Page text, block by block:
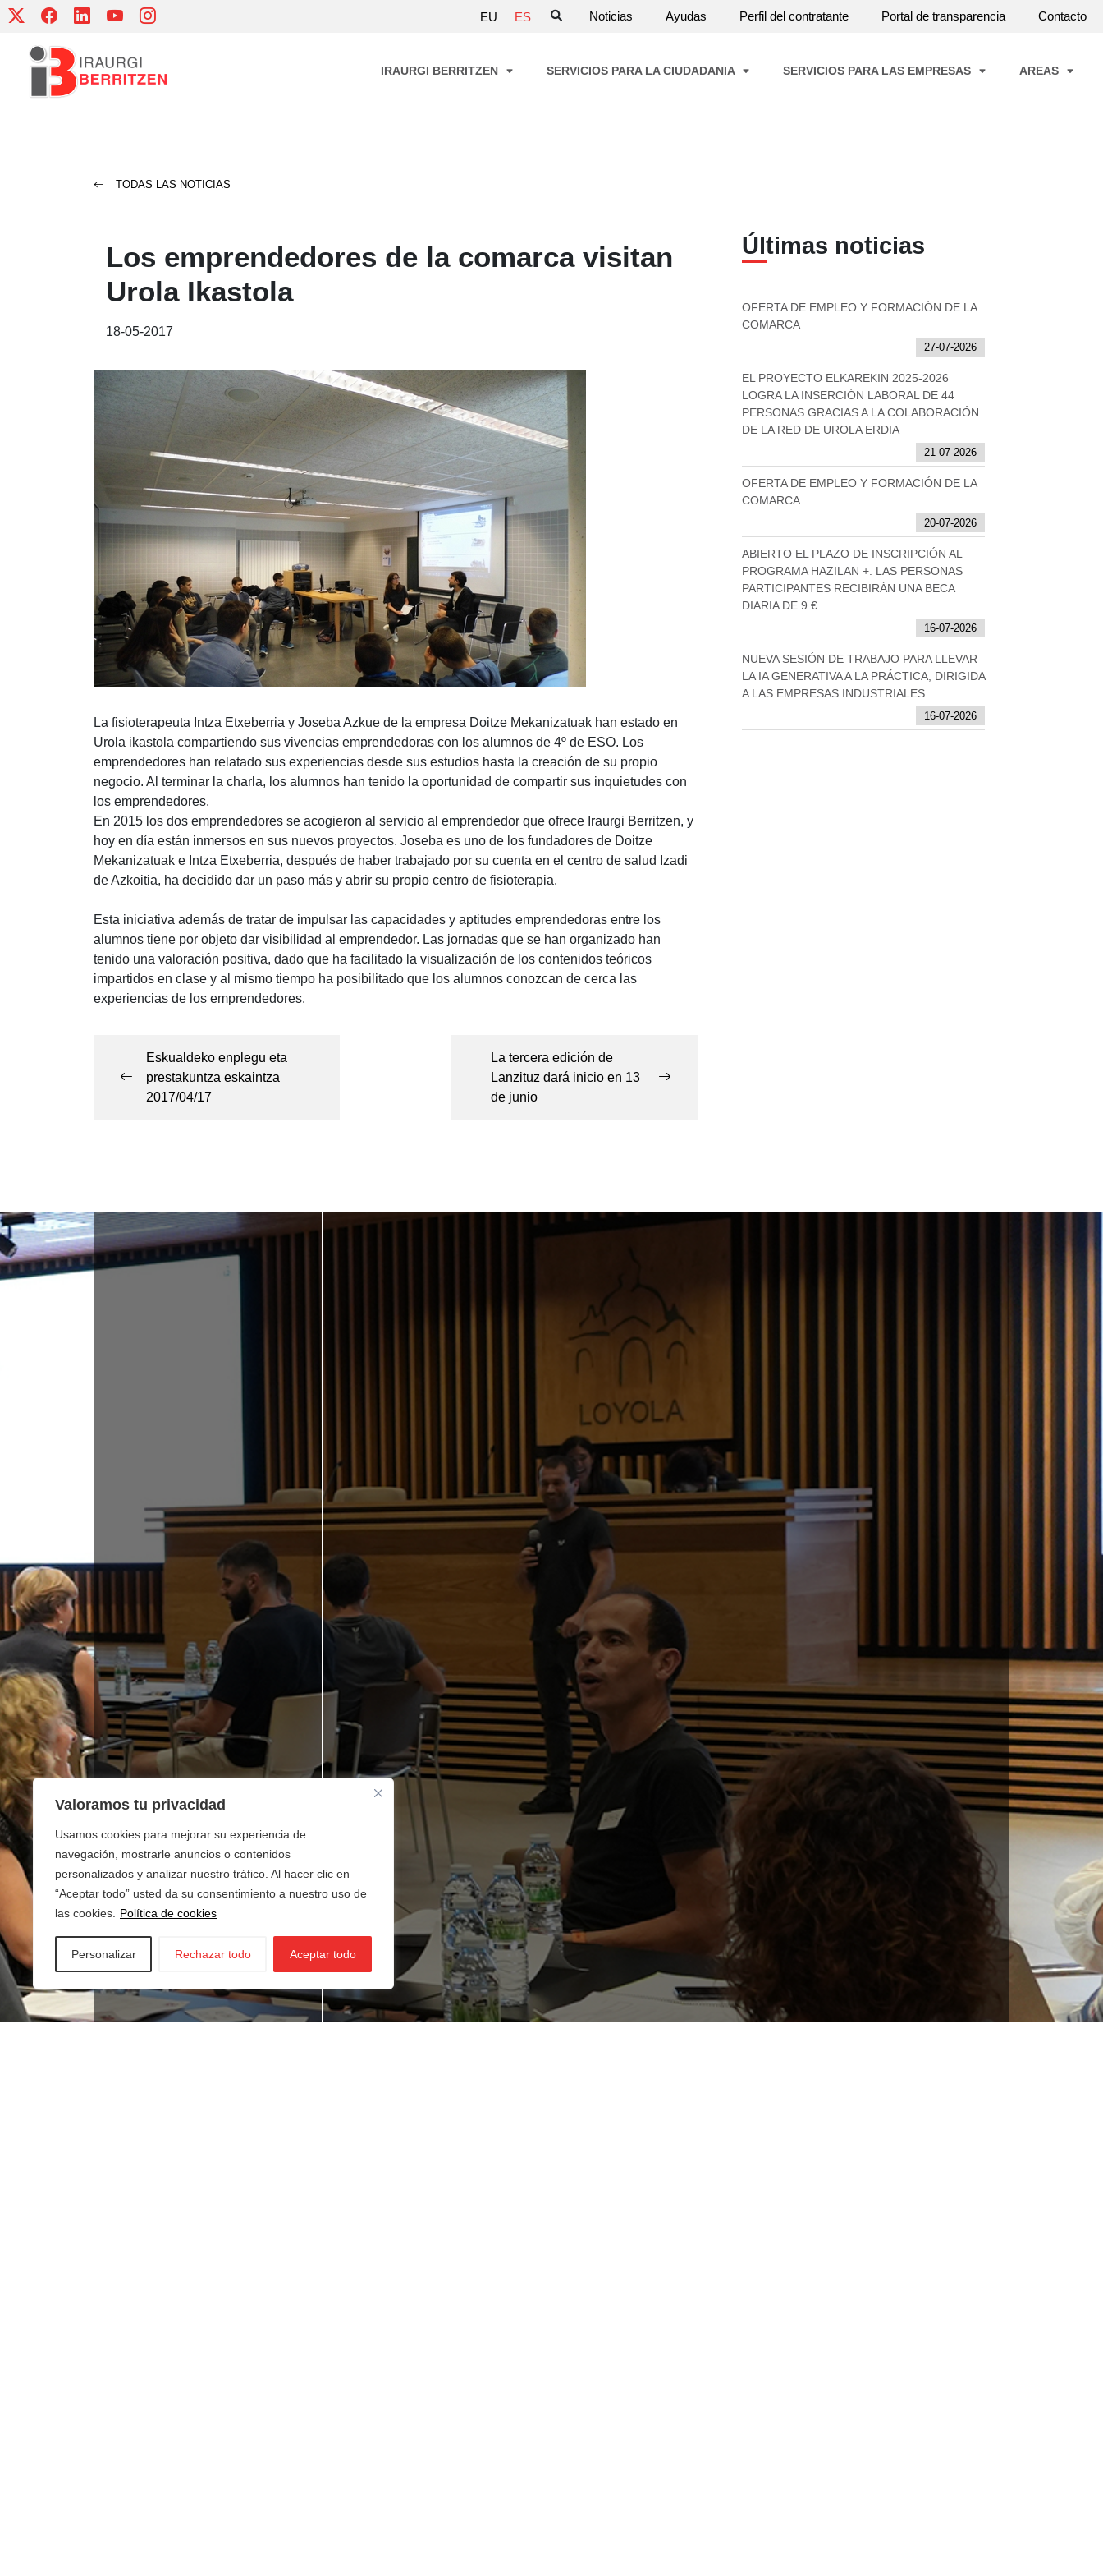
Valoramos tu privacidad
Usamos cookies para mejorar su experiencia de
navegación, mostrarle anuncios o contenidos
personalizados y analizar nuestro tráfico. Al hacer clic en
“Aceptar todo” usted da su consentimiento a nuestro uso de
las cookies.
Política de cookies
Personalizar Rechazar todo Aceptar todo
Skip
content
EU ES Noticias Ayudas Perfil del contratante Portal de transparencia Contacto
IRAURGI BERRITZEN SERVICIOS PARA LA CIUDADANIA SERVICIOS PARA LAS EMPRESAS AREAS
TODAS LAS NOTICIAS
Los emprendedores de la comarca visitan
Urola Ikastola
18-05-2017
La fisioterapeuta Intza Etxeberria y Joseba Azkue de la empresa Doitze Mekanizatuak han estado en
Urola ikastola compartiendo sus vivencias emprendedoras con los alumnos de 4º de ESO. Los
emprendedores han relatado sus experiencias desde sus estudios hasta la creación de su propio
negocio. Al terminar la charla, los alumnos han tenido la oportunidad de compartir sus inquietudes con
los emprendedores.
En 2015 los dos emprendedores se acogieron al servicio al emprendedor que ofrece Iraurgi Berritzen, y
hoy en día están inmersos en sus nuevos proyectos. Joseba es uno de los fundadores de Doitze
Mekanizatuak e Intza Etxeberria, después de haber trabajado por su cuenta en el centro de salud Izadi
de Azkoitia, ha decidido dar un paso más y abrir su propio centro de fisioterapia.
Esta iniciativa además de tratar de impulsar las capacidades y aptitudes emprendedoras entre los
alumnos tiene por objeto dar visibilidad al emprendedor. Las jornadas que se han organizado han
tenido una valoración positiva, dado que ha facilitado la visualización de los contenidos teóricos
impartidos en clase y al mismo tiempo ha posibilitado que los alumnos conozcan de cerca las
experiencias de los emprendedores.
entradas
Eskualdeko enplegu eta
prestakuntza eskaintza
2017/04/17
La tercera edición de
Lanzituz dará inicio en 13
de junio
Últimas noticias
OFERTA DE EMPLEO Y FORMACIÓN DE LA
COMARCA
27-07-2026
EL PROYECTO ELKAREKIN 2025-2026
LOGRA LA INSERCIÓN LABORAL DE 44
PERSONAS GRACIAS A LA COLABORACIÓN
DE LA RED DE UROLA ERDIA
21-07-2026
OFERTA DE EMPLEO Y FORMACIÓN DE LA
COMARCA
20-07-2026
ABIERTO EL PLAZO DE INSCRIPCIÓN AL
PROGRAMA HAZILAN +. LAS PERSONAS
PARTICIPANTES RECIBIRÁN UNA BECA
DIARIA DE 9 €
16-07-2026
NUEVA SESIÓN DE TRABAJO PARA LLEVAR
LA IA GENERATIVA A LA PRÁCTICA, DIRIGIDA
A LAS EMPRESAS INDUSTRIALES
16-07-2026